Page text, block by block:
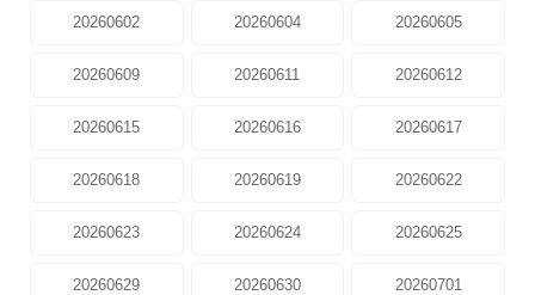
20260602 20260604 20260605
20260609 20260611 20260612
20260615 20260616 20260617
20260618 20260619 20260622
20260623 20260624 20260625
20260629 20260630 20260701